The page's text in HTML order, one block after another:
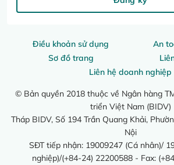
Điều khoản sử dụng
An
Sơ đồ trang
Liên hệ doanh nghiệp
© Bản quyền 2018 thuộc về Ngân hàng
triển Việt Nam (BIDV)
Tháp BIDV, Số 194 Trần Quang Khải,
Nội
SĐT tiếp nhận: 19009247 (Cá nhân)/
nghiệp)/(+84-24) 22200588 - Fax: